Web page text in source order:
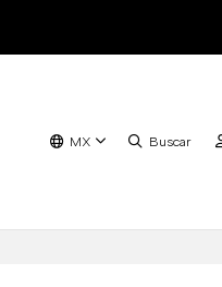
MX Buscar